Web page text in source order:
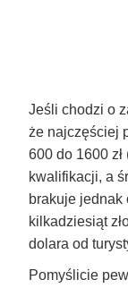
Jeśli chodzi o
że najczęściej
600 do 1600
kwalifikacji, a
brakuje jednak
kilkadziesiąt
dolara od
Pomyślicie